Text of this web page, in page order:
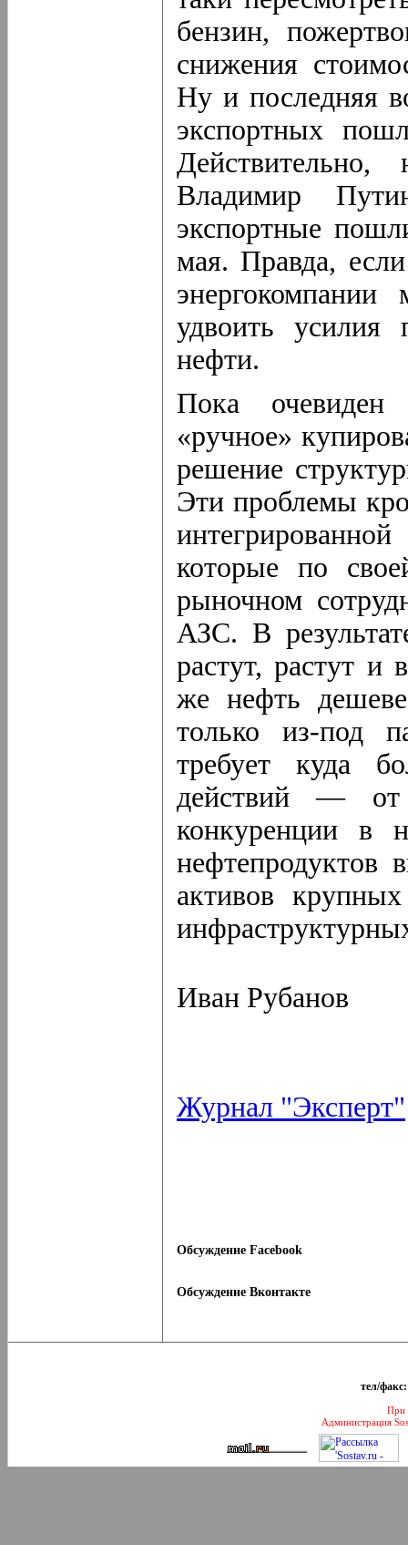
бензин,
снижения
Ну и последняя
экспортных
Владимир
экспортные
мая. Правда,
удвоить усилия
нефти.
Пока очевиден
«ручное»
решение
Эти проблемы
которые по
рыночном
АЗС. В
растут, растут и
же нефть
только из-под
требует куда
действий —
конкуренции в
нефтепродуктов
активов
Иван Рубанов
Журнал "Эксперт"
Обсуждение Facebook
Обсуждение Вконтакте
тел/факс:
При
Администрация